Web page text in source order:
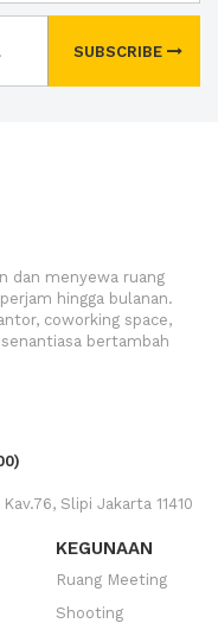
SUBSCRIBE
dan menyewa ruang
hingga bulanan.
coworking space,
bertambah
Slipi Jakarta 11410
KEGUNAAN
Ruang Meeting
Shooting